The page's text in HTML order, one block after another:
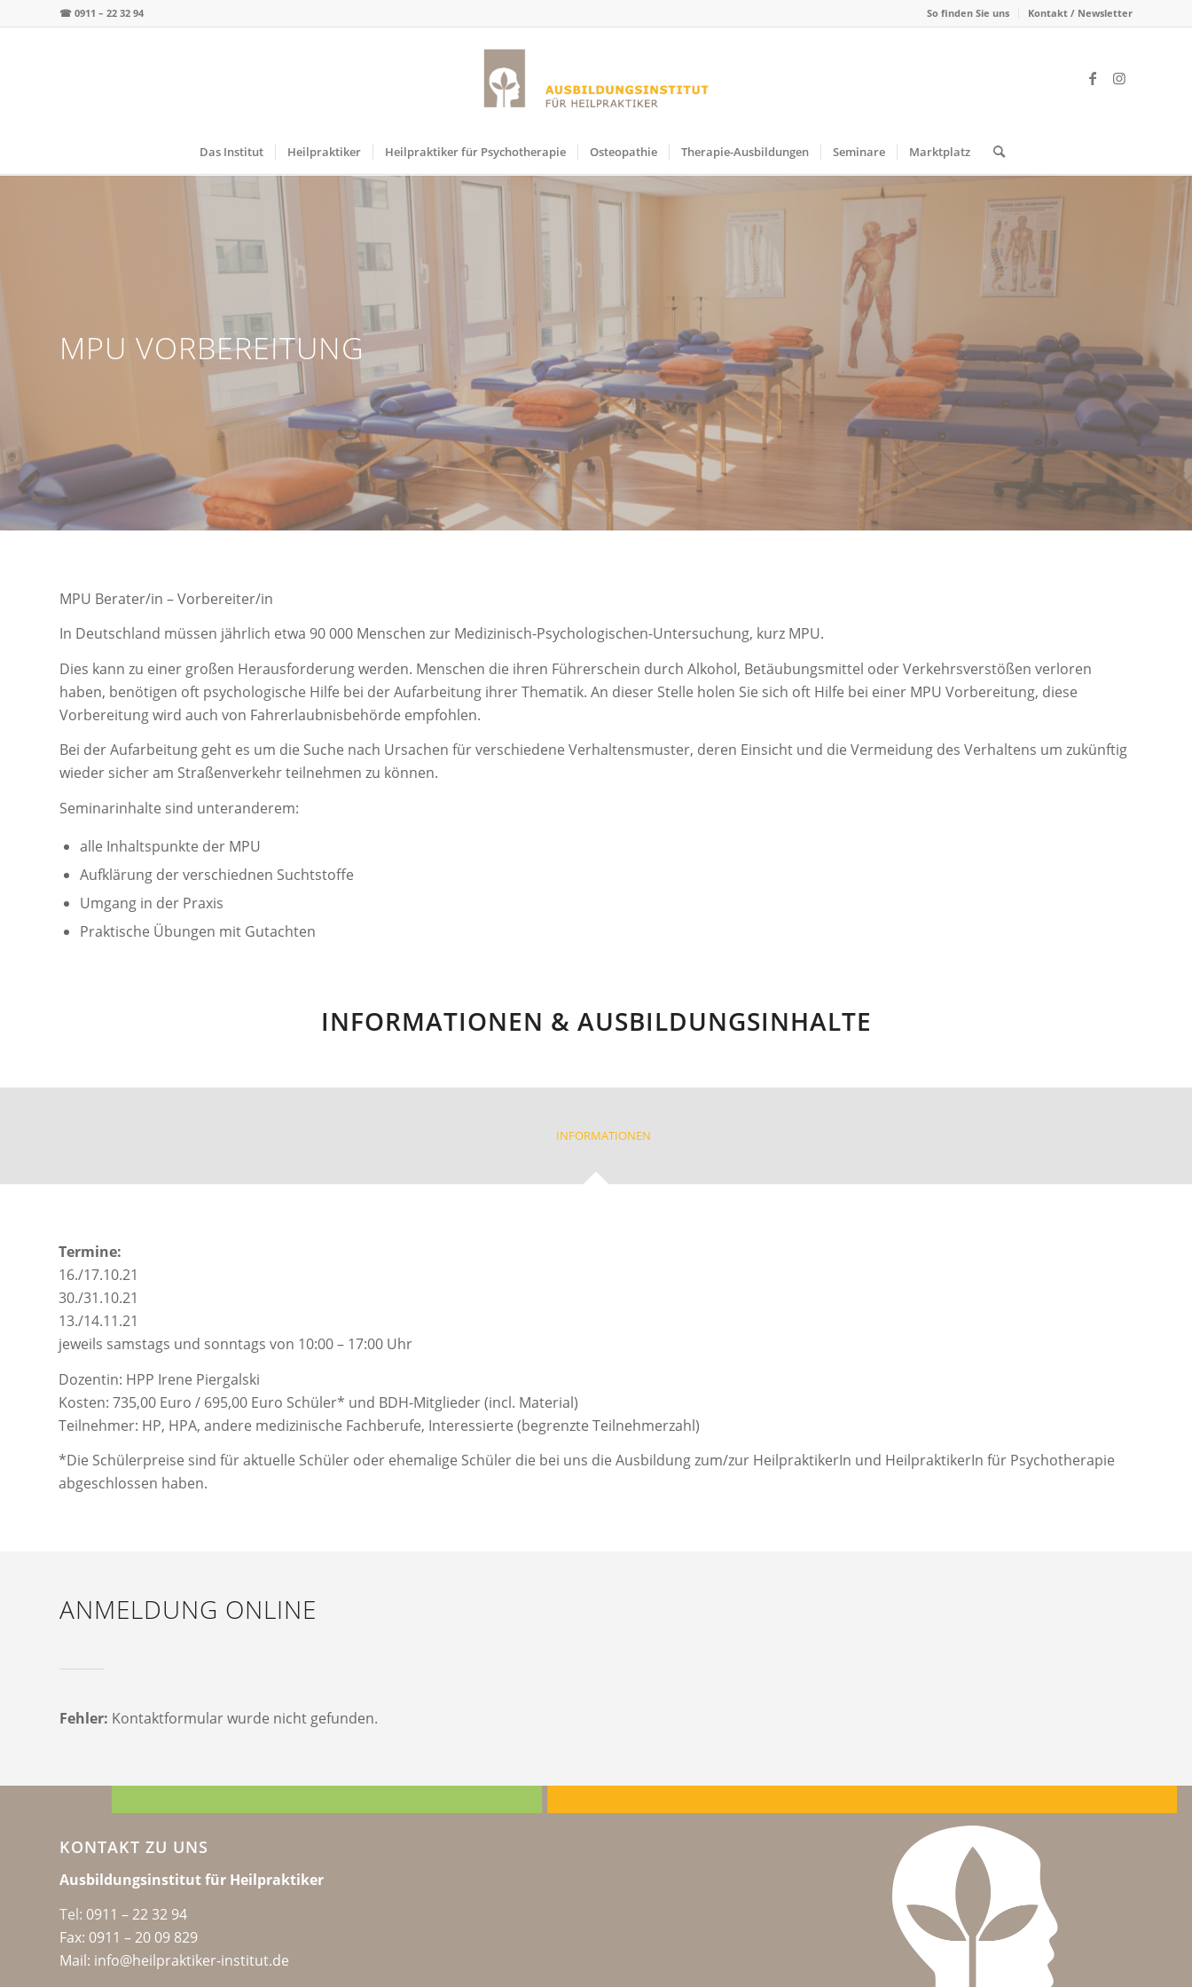
So finden Sie uns Kontakt / Newsletter
☎ 0911 – 22 32 94
Das Institut Heilpraktiker Heilpraktiker für Psychotherapie Osteopathie Therapie-Ausbildungen Seminare Marktplatz
MPU VORBEREITUNG
MPU Berater/in – Vorbereiter/in
In Deutschland müssen jährlich etwa 90 000 Menschen zur Medizinisch-Psychologischen-Untersuchung, kurz MPU.
Dies kann zu einer großen Herausforderung werden. Menschen die ihren Führerschein durch Alkohol, Betäubungsmittel oder Verkehrsverstößen verloren
haben, benötigen oft psychologische Hilfe bei der Aufarbeitung ihrer Thematik. An dieser Stelle holen Sie sich oft Hilfe bei einer MPU Vorbereitung, diese
Vorbereitung wird auch von Fahrerlaubnisbehörde empfohlen.
Bei der Aufarbeitung geht es um die Suche nach Ursachen für verschiedene Verhaltensmuster, deren Einsicht und die Vermeidung des Verhaltens um zukünftig
wieder sicher am Straßenverkehr teilnehmen zu können.
Seminarinhalte sind unteranderem:
alle Inhaltspunkte der MPU
Aufklärung der verschiednen Suchtstoffe
Umgang in der Praxis
Praktische Übungen mit Gutachten
INFORMATIONEN & AUSBILDUNGSINHALTE
INFORMATIONEN
Termine:
16./17.10.21
30./31.10.21
13./14.11.21
jeweils samstags und sonntags von 10:00 – 17:00 Uhr
Dozentin: HPP Irene Piergalski
Kosten: 735,00 Euro / 695,00 Euro Schüler* und BDH-Mitglieder (incl. Material)
Teilnehmer: HP, HPA, andere medizinische Fachberufe, Interessierte (begrenzte Teilnehmerzahl)
*Die Schülerpreise sind für aktuelle Schüler oder ehemalige Schüler die bei uns die Ausbildung zum/zur HeilpraktikerIn und HeilpraktikerIn für Psychotherapie
abgeschlossen haben.
ANMELDUNG ONLINE
Fehler: Kontaktformular wurde nicht gefunden.
KONTAKT ZU UNS
Ausbildungsinstitut für Heilpraktiker
Tel: 0911 – 22 32 94
Fax: 0911 – 20 09 829
Mail: info@heilpraktiker-institut.de